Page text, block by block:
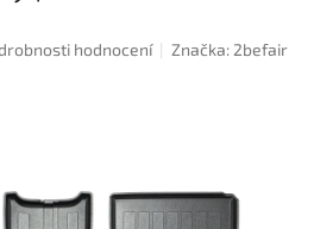
hodnocení Značka: 2befair